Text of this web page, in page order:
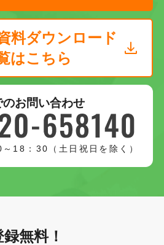
料ダウンロード
はこちら
のお問い合わせ
～18：30（土日祝日を除く）
録無料！